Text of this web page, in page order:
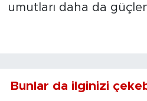
umutları daha da
Bunlar da ilginizi